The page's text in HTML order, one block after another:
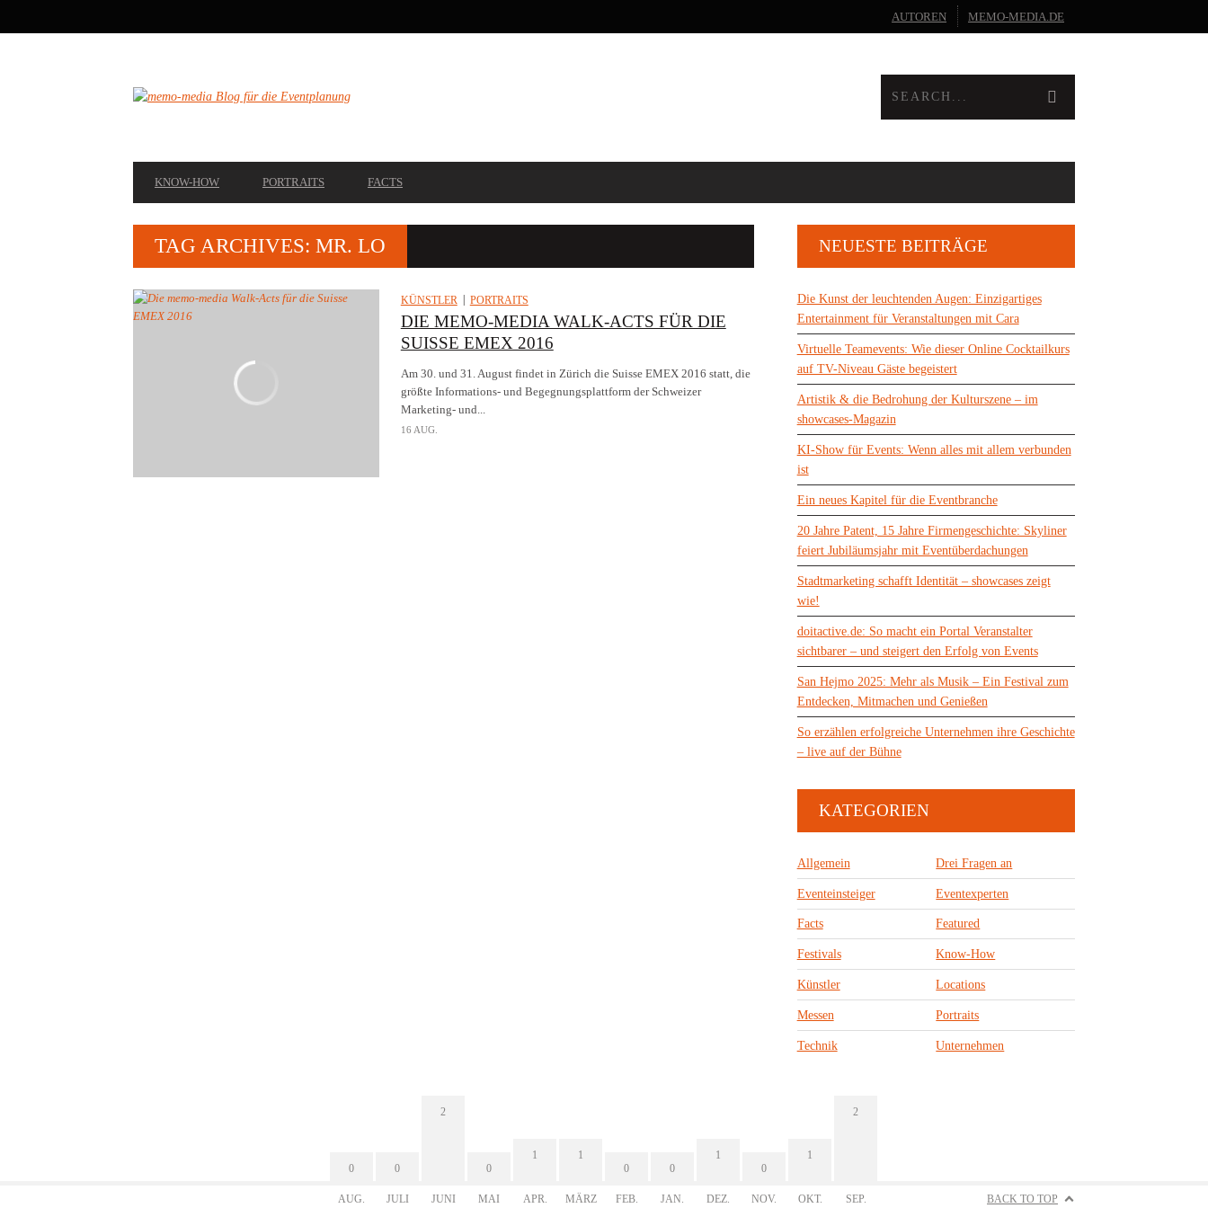
NAVIGATION
AUTOREN MEMO-MEDIA.DE
NAVIGATION
KNOW-HOW PORTRAITS FACTS
TAG ARCHIVES: MR. LO
KÜNSTLER PORTRAITS
DIE MEMO-MEDIA WALK-ACTS FÜR DIE
SUISSE EMEX 2016
Am 30. und 31. August findet in Zürich die Suisse EMEX 2016 statt, die
größte Informations- und Begegnungsplattform der Schweizer
Marketing- und...
16 AUG.
NEUESTE BEITRÄGE
Die Kunst der leuchtenden Augen: Einzigartiges
Entertainment für Veranstaltungen mit Cara
Virtuelle Teamevents: Wie dieser Online Cocktailkurs
auf TV-Niveau Gäste begeistert
Artistik & die Bedrohung der Kulturszene – im
showcases-Magazin
KI-Show für Events: Wenn alles mit allem verbunden
ist
Ein neues Kapitel für die Eventbranche
20 Jahre Patent, 15 Jahre Firmengeschichte: Skyliner
feiert Jubiläumsjahr mit Eventüberdachungen
Stadtmarketing schafft Identität – showcases zeigt
wie!
doitactive.de: So macht ein Portal Veranstalter
sichtbarer – und steigert den Erfolg von Events
San Hejmo 2025: Mehr als Musik – Ein Festival zum
Entdecken, Mitmachen und Genießen
So erzählen erfolgreiche Unternehmen ihre Geschichte
– live auf der Bühne
KATEGORIEN
Allgemein Drei Fragen an
Eventeinsteiger Eventexperten
Facts Featured
Festivals Know-How
Künstler Locations
Messen Portraits
Technik Unternehmen
0
AUG.
0
JULI
2
JUNI
0
MAI
1
APR.
1
MÄRZ
0
FEB.
0
JAN.
1
DEZ.
0
NOV.
1
OKT.
2
SEP. BACK TO TOP